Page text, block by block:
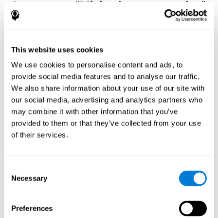
This website uses cookies
We use cookies to personalise content and ads, to
provide social media features and to analyse our traffic.
We also share information about your use of our site with
our social media, advertising and analytics partners who
may combine it with other information that you’ve
provided to them or that they’ve collected from your use
of their services.
Selection
Necessary
Preferences
O que torna “Mini palavras cruzadas”
tão popular? - História
cruzadas", ajudam os usuários a gerenciar seus recursos
cognitivos para otimizar seu desempenho. Isso os ajuda a traçar
metas cada vez mais complexas que exigirão maior destreza das
habilidades cognitivas envolvidas, ajudando a estimulá-los.
Como o jogo mental “Mini palavras
cruzadas” melhora minhas
habilidades cognitivas?
Jogar "Mini palavras cruzadas" estimula um padrão de ativação
neural específico. Repetir e treinar consistentemente esse padrão
"Mini palavras cruzadas" ajuda a exercitar a nomeação, a
sinapses e melhorar as funções cognitivas.